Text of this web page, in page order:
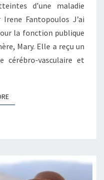
d’une maladie
Fantopoulos J’ai
la fonction publique
Mary. Elle a reçu un
cérébro-vasculaire et
READ MORE